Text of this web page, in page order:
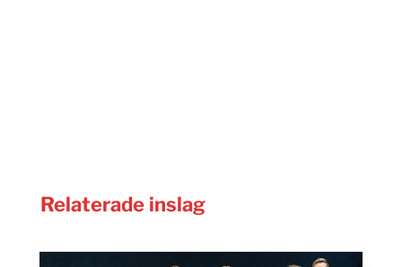
Relaterade inslag